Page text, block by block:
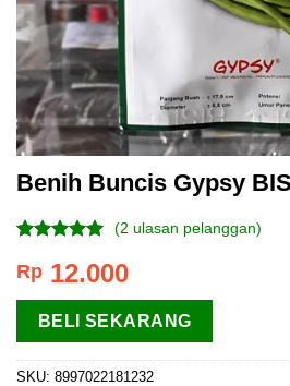
Benih Buncis Gypsy
5.00 dari 5
pelanggan
(2 ulasan pelanggan)
Rp 12.000
BELI SEKARANG
SKU: 8997022181232